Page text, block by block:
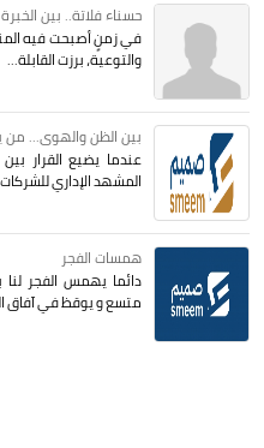
حسناء فلاتة.. بين
في زمنٍ أصبحت فيه
والتوعية، برزت القابلة...
بين الظن والهوى... من
عندما يضيع القرار
المشهد الإداري
همسات الفجر
دائما يهمس الفجر
متسع و يوقظ في آفاق